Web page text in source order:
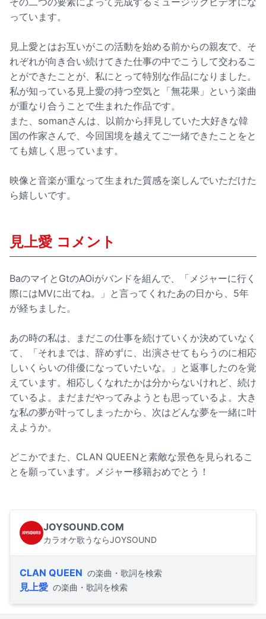
っています。
見上愛とはお互いがこの活動を始める前からの親友で、そ
れぞれが向き合い続けてきた仕事の中でこうして交わるこ
とができたことが、私にとって特別な作品になりました。
私が知っている見上愛の持つ空気と「無花果」という楽曲
が重なり合うことで生まれた作品です。
また、somanさんは、以前から拝見していた大好きな韓
国の作家さんで、今回国境を越えてご一緒できたことをと
ても嬉しく思っています。
映像と音楽が重なって生まれた質感を楽しんでいただけた
ら嬉しいです。
見上愛 コメント
BaのマイとGtのAOiがバンドを組んで、「メジャーに行く
際にはMVに出てね。」と言ってくれたあの日から、5年
が経ちました。
あの時の私は、まだこの仕事を続けていくか決めていなく
て、「それまでは、辞めずに、出演させてもらうのに相応
しいくらいの俳優になっていたいな。」と返事したのを覚
えています。相応しくなれたかは分からないけれど、続け
ているよ。まだまだやってみようとも思っているよ。大き
な私の夢が叶ってしまったから、次はどんな夢を一緒に叶
えようか。
どこかでまた、CLAN QUEENと素敵な景色を見られるこ
とを願っています。メジャー移籍おめでとう！
JOYSOUND.COM
カラオケ歌うならJOYSOUND
CLAN QUEEN の楽曲・歌詞を検索
見上愛 の楽曲・歌詞を検索